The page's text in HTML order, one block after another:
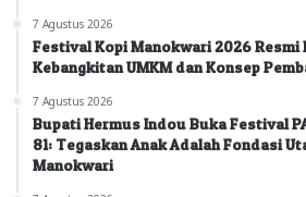
7 Agustus 2026
Festival Kopi Manokwari 2026 Resmi
Kebangkitan UMKM dan Konsep
7 Agustus 2026
Bupati Hermus Indou Buka Festival
81: Tegaskan Anak Adalah Fondasi
Manokwari